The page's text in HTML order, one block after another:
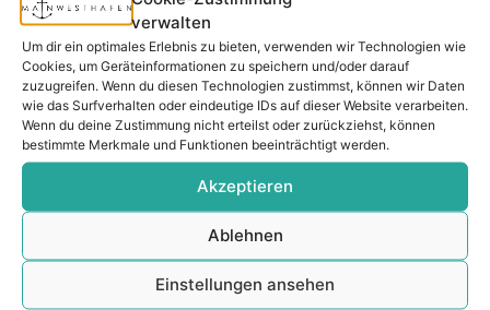
verwalten
Um dir ein optimales Erlebnis zu bieten, verwenden wir Technologien wie
Cookies, um Geräteinformationen zu speichern und/oder darauf
zuzugreifen. Wenn du diesen Technologien zustimmst, können wir Daten
wie das Surfverhalten oder eindeutige IDs auf dieser Website verarbeiten.
Wenn du deine Zustimmung nicht erteilst oder zurückziehst, können
bestimmte Merkmale und Funktionen beeinträchtigt werden.
Akzeptieren
Ablehnen
Einstellungen ansehen
Ihr Immobilienpartner
aus der
Nachbarschaft.
– seit 2017.
Adresse
Mainwesthafen Immobilien Speicherstraße 5